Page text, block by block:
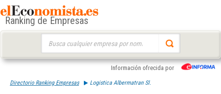
Ranking de Empresas
Información ofrecida por
Directorio Ranking Empresas Logistica Albermatran Sl.